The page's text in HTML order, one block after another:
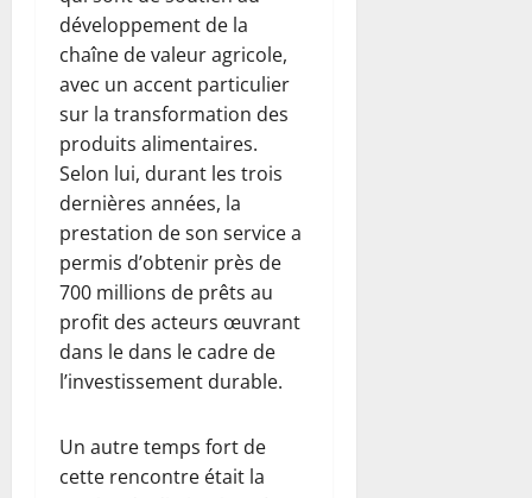
développement de la
chaîne de valeur agricole,
avec un accent particulier
sur la transformation des
produits alimentaires.
Selon lui, durant les trois
dernières années, la
prestation de son service a
permis d’obtenir près de
700 millions de prêts au
profit des acteurs œuvrant
dans le dans le cadre de
l’investissement durable.
Un autre temps fort de
cette rencontre était la